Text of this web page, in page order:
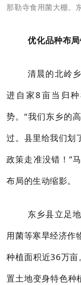
那勒寺食用菌大棚。
优化品种布
清晨的北岭
进自家8亩当归
势。“我们东乡的
过。县里给我们划
政策走准没错！”
布局的生动缩影。
东乡县立足
用菌等寒旱经济作
种植面积近36万
置土地变身特色种